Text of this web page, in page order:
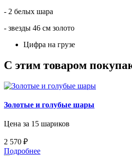
- 2 белых шара
- звезды 46 см золото
Цифра на грузе
С этим товаром
Золотые и голубые шары
Цена за 15 шариков
2 570 ₽
Подробнее